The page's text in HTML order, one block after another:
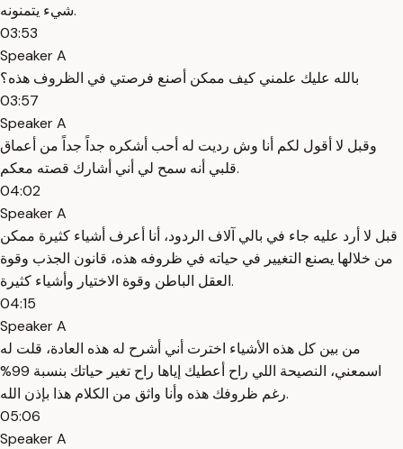
شيء يتمنونه.
03:53
Speaker A
بالله عليك علمني كيف ممكن أصنع فرصتي في الظروف هذه؟
03:57
Speaker A
وقبل لا أقول لكم أنا وش رديت له أحب أشكره جداً جداً من أعماق
قلبي أنه سمح لي أني أشارك قصته معكم.
04:02
Speaker A
قبل لا أرد عليه جاء في بالي آلاف الردود، أنا أعرف أشياء كثيرة ممكن
من خلالها يصنع التغيير في حياته في ظروفه هذه، قانون الجذب وقوة
العقل الباطن وقوة الاختيار وأشياء كثيرة.
04:15
Speaker A
من بين كل هذه الأشياء اخترت أني أشرح له هذه العادة، قلت له
اسمعني، النصيحة اللي راح أعطيك إياها راح تغير حياتك بنسبة 99%
رغم ظروفك هذه وأنا واثق من الكلام هذا بإذن الله.
05:06
Speaker A